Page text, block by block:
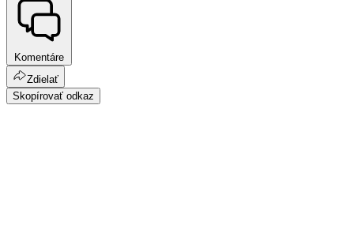
Komentáre
Zdielať
Skopírovať odkaz